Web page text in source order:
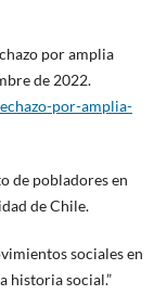
por amplia
de 2022.
por-amplia-
de pobladores en
de Chile.
sociales en
historia social.”